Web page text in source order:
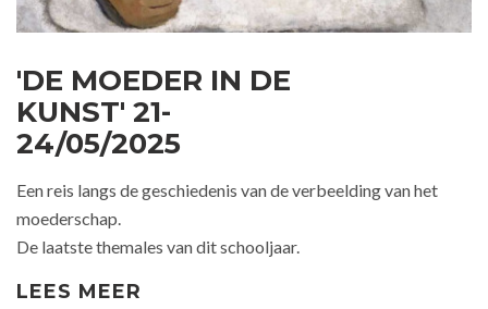
'DE MOEDER IN DE
KUNST' 21-
24/05/2025
Een reis langs de geschiedenis van de verbeelding van het
moederschap.
De laatste themales van dit schooljaar.
LEES MEER